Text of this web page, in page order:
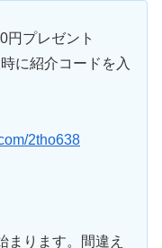
円プレゼント
に紹介コードを入
2tho638
まります。間違え